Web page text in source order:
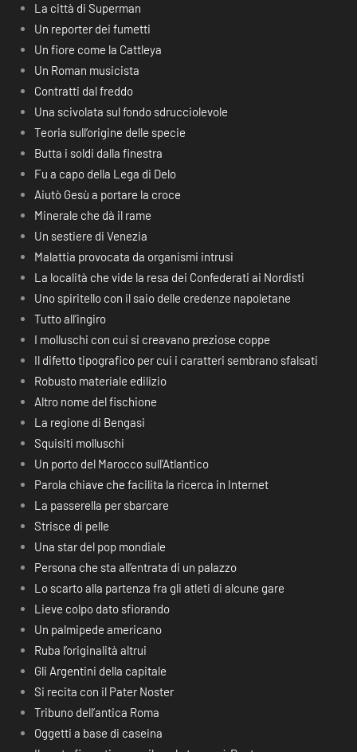
La città di Superman
Un reporter dei fumetti
Un fiore come la Cattleya
Un Roman musicista
Contratti dal freddo
Una scivolata sul fondo sdrucciolevole
Teoria sull’origine delle specie
Butta i soldi dalla finestra
Fu a capo della Lega di Delo
Aiutò Gesù a portare la croce
Minerale che dà il rame
Un sestiere di Venezia
Malattia provocata da organismi intrusi
La località che vide la resa dei Confederati ai Nordisti
Uno spiritello con il saio delle credenze napoletane
Tutto all’ingiro
I molluschi con cui si creavano preziose coppe
Il difetto tipografico per cui i caratteri sembrano sfalsati
Robusto materiale edilizio
Altro nome del fischione
La regione di Bengasi
Squisiti molluschi
Un porto del Marocco sull’Atlantico
Parola chiave che facilita la ricerca in Internet
La passerella per sbarcare
Strisce di pelle
Una star del pop mondiale
Persona che sta all’entrata di un palazzo
Lo scarto alla partenza fra gli atleti di alcune gare
Lieve colpo dato sfiorando
Un palmipede americano
Ruba l’originalità altrui
Gli Argentini della capitale
Si recita con il Pater Noster
Tribuno dell’antica Roma
Oggetti a base di caseina